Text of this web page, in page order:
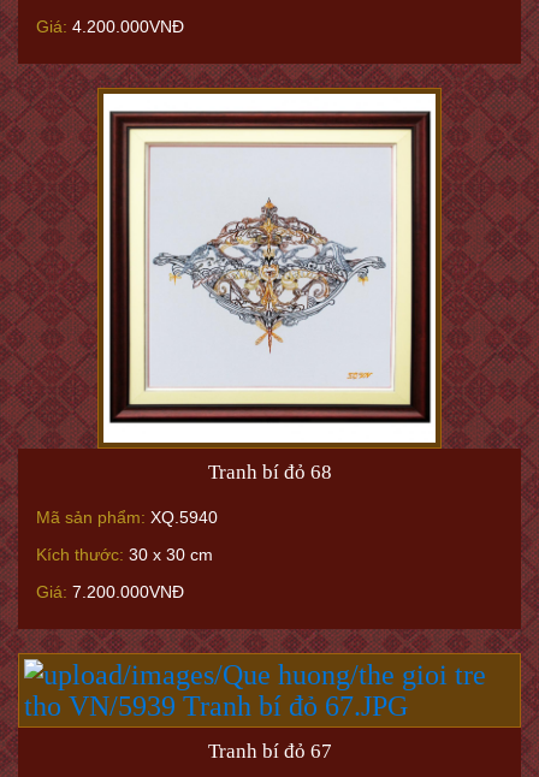
Giá: 4.200.000VNĐ
Tranh bí đỏ 68
Mã sản phẩm: XQ.5940
Kích thước: 30 x 30 cm
Giá: 7.200.000VNĐ
Tranh bí đỏ 67